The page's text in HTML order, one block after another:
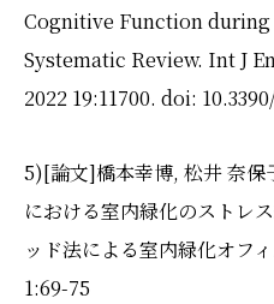
Cognitive Function
Systematic Review. Int J
2022 19:11700. doi:
5)[論文]橋本幸博, 松井 奈保
における室内緑化のストレ
ッド法による室内緑化オフ
1:69-75